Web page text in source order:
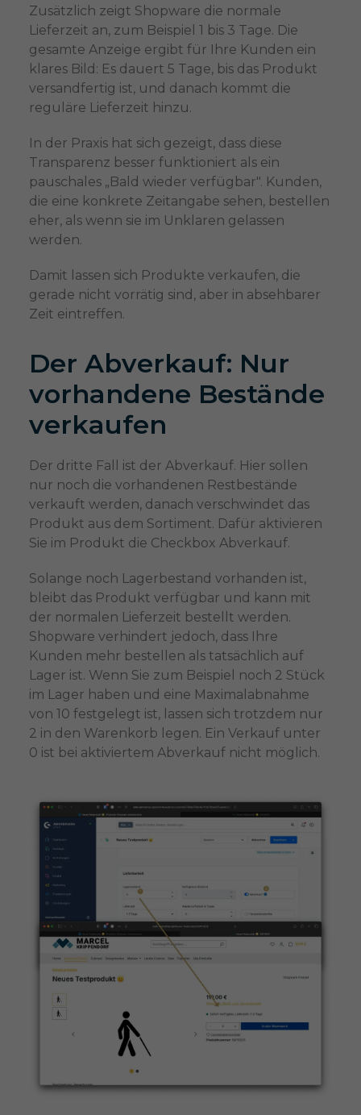
Zusätzlich zeigt Shopware die normale
Lieferzeit an, zum Beispiel 1 bis 3 Tage. Die
gesamte Anzeige ergibt für Ihre Kunden ein
klares Bild: Es dauert 5 Tage, bis das Produkt
versandfertig ist, und danach kommt die
reguläre Lieferzeit hinzu.
In der Praxis hat sich gezeigt, dass diese
Transparenz besser funktioniert als ein
pauschales „Bald wieder verfügbar". Kunden,
die eine konkrete Zeitangabe sehen, bestellen
eher, als wenn sie im Unklaren gelassen
werden.
Damit lassen sich Produkte verkaufen, die
gerade nicht vorrätig sind, aber in absehbarer
Zeit eintreffen.
Der Abverkauf: Nur
vorhandene Bestände
verkaufen
Der dritte Fall ist der Abverkauf. Hier sollen
nur noch die vorhandenen Restbestände
verkauft werden, danach verschwindet das
Produkt aus dem Sortiment. Dafür aktivieren
Sie im Produkt die Checkbox Abverkauf.
Solange noch Lagerbestand vorhanden ist,
bleibt das Produkt verfügbar und kann mit
der normalen Lieferzeit bestellt werden.
Shopware verhindert jedoch, dass Ihre
Kunden mehr bestellen als tatsächlich auf
Lager ist. Wenn Sie zum Beispiel noch 2 Stück
im Lager haben und eine Maximalabnahme
von 10 festgelegt ist, lassen sich trotzdem nur
2 in den Warenkorb legen. Ein Verkauf unter
0 ist bei aktiviertem Abverkauf nicht möglich.